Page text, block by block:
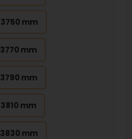
3750 mm
3770 mm
3790 mm
3810 mm
3830 mm